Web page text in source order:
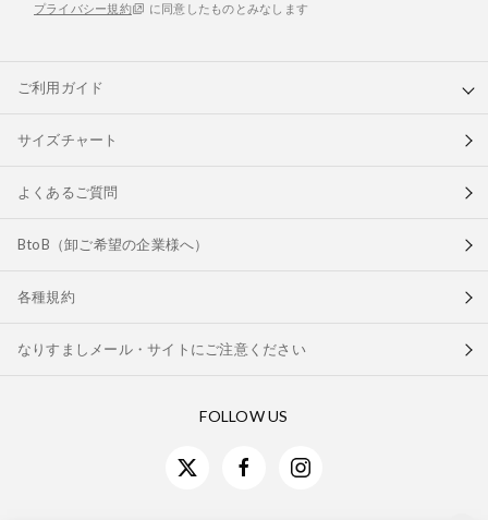
プライバシー規約
に同意したものとみなします
ご利用ガイド
サイズチャート
よくあるご質問
BtoB（卸ご希望の企業様へ）
各種規約
なりすましメール・サイトにご注意ください
FOLLOW US